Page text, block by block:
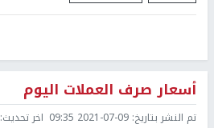
أسعار صرف العملات اليوم
تم النشر بتاريخ: 2021-07-09 09:35 اخر تحديث: